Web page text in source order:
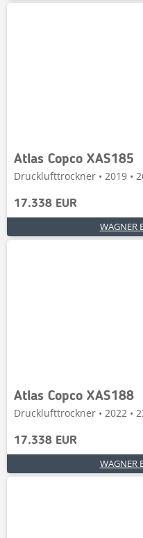
Atlas Copco XAS185
Drucklufttrockner • 2019 •
17.338 EUR
WAGNER
Atlas Copco XAS188
Drucklufttrockner • 2022 •
17.338 EUR
WAGNER